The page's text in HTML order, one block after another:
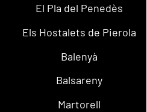
El Pla del Penedès
Els Hostalets de Pierola
Balenyà
Balsareny
Martorell